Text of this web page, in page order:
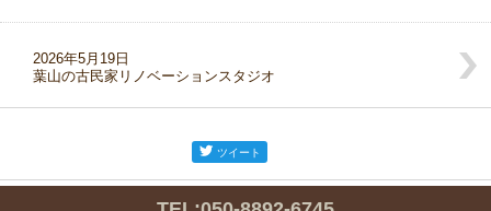
2026年5月19日
葉山の古民家リノベーションスタジオ
ツイート